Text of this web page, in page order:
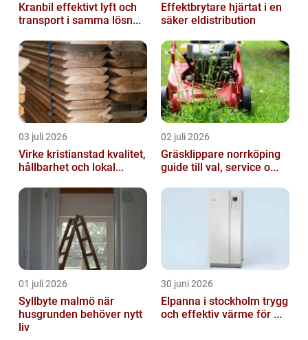
Kranbil effektivt lyft och
transport i samma lösn...
Effektbrytare hjärtat i en
säker eldistribution
03 juli 2026
Virke kristianstad kvalitet,
hållbarhet och lokal...
02 juli 2026
Gräsklippare norrköping
guide till val, service o...
01 juli 2026
Syllbyte malmö när
husgrunden behöver nytt
liv
30 juni 2026
Elpanna i stockholm trygg
och effektiv värme för ...